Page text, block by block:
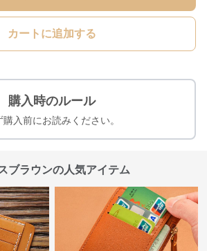
カートに追加する
購入時のルール
購入前にお読みください。
ブラウンの人気アイテム